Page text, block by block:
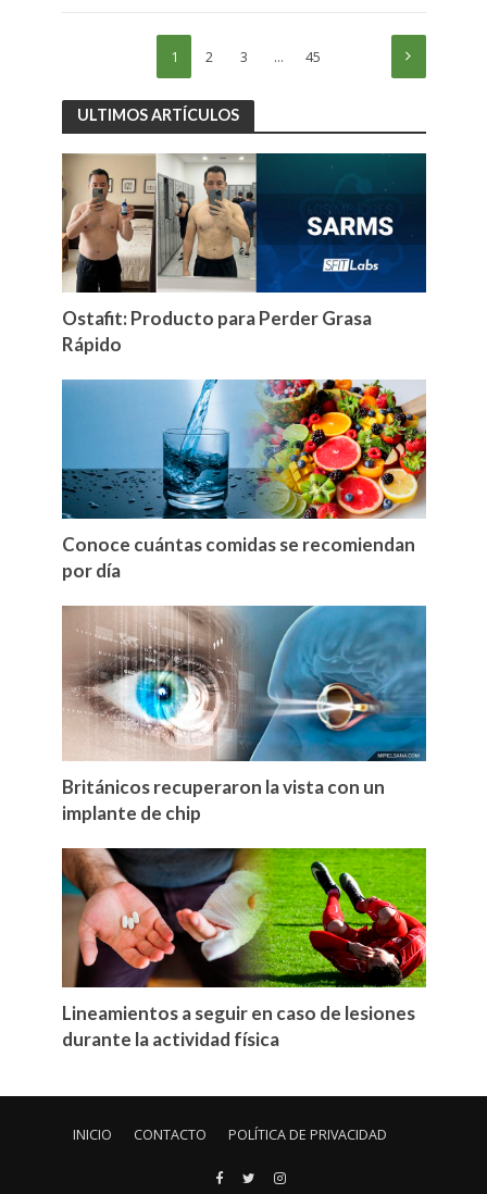
1 2 3 … 45
ULTIMOS ARTÍCULOS
Ostafit: Producto para Perder Grasa
Rápido
Conoce cuántas comidas se recomiendan
por día
Británicos recuperaron la vista con un
implante de chip
Lineamientos a seguir en caso de lesiones
durante la actividad física
INICIO CONTACTO POLÍTICA DE PRIVACIDAD